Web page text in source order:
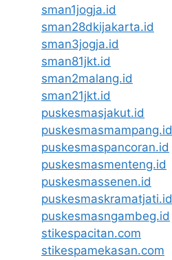
sman1jogja.id
sman28dkijakarta.id
sman3jogja.id
sman81jkt.id
sman2malang.id
sman21jkt.id
puskesmasjakut.id
puskesmasmampang.id
puskesmaspancoran.id
puskesmasmenteng.id
puskesmassenen.id
puskesmaskramatjati.id
puskesmasngambeg.id
stikespacitan.com
stikespamekasan.com